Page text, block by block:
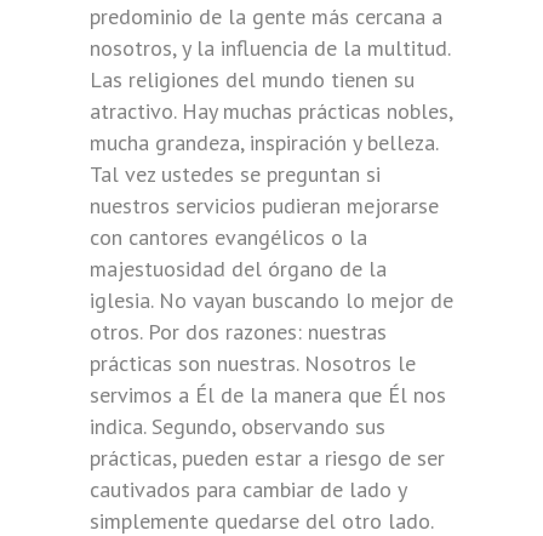
predominio de la gente más cercana a
nosotros, y la influencia de la multitud.
Las religiones del mundo tienen su
atractivo. Hay muchas prácticas nobles,
mucha grandeza, inspiración y belleza.
Tal vez ustedes se preguntan si
nuestros servicios pudieran mejorarse
con cantores evangélicos o la
majestuosidad del órgano de la
iglesia. No vayan buscando lo mejor de
otros. Por dos razones: nuestras
prácticas son nuestras. Nosotros le
servimos a Él de la manera que Él nos
indica. Segundo, observando sus
prácticas, pueden estar a riesgo de ser
cautivados para cambiar de lado y
simplemente quedarse del otro lado.